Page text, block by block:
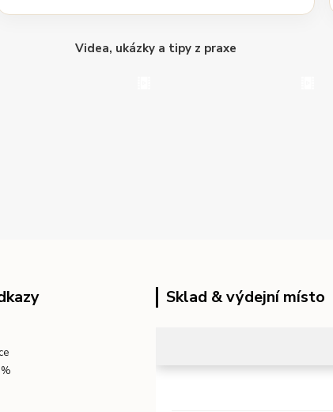
Videa, ukázky a tipy z praxe
Sklad & výdejní místo